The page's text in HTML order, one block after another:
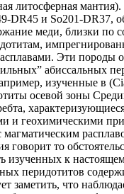
литосферная
DR45 и So201-DR37,
меди, близки по
Эти породы
абиссальных
изученные в
осевой зоны
и геохимическими
магматическим
говорит то
изученных к
перидотитов
заметить, что